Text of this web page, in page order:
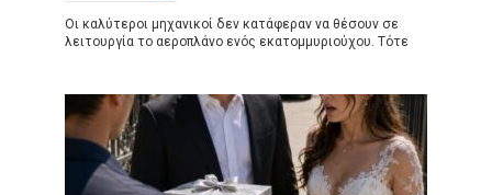
Οι καλύτεροι μηχανικοί δεν κατάφεραν να θέσουν σε
λειτουργία το αεροπλάνο ενός εκατομμυριούχου. Τότε